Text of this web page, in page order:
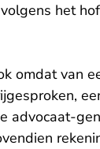
het
omdat van
advocaat-